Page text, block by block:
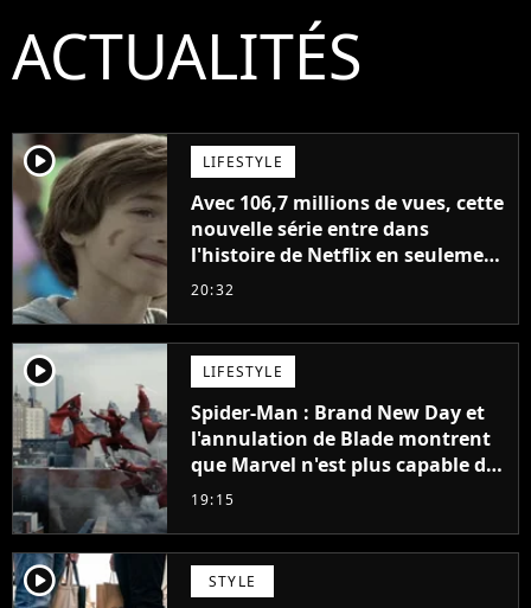
ACTUALITÉS
player2 LIFESTYLE
Avec 106,7 millions de vues, cette
nouvelle série entre dans
l'histoire de Netflix en seulement
48 jours
20:32
player2 LIFESTYLE
Spider-Man : Brand New Day et
l'annulation de Blade montrent
que Marvel n'est plus capable de
faire quoi que ce soit de simple
19:15
player2 STYLE